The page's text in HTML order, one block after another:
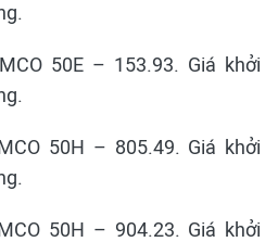
50E – 153.93. Giá khởi
50H – 805.49. Giá khởi
50H – 904.23. Giá khởi